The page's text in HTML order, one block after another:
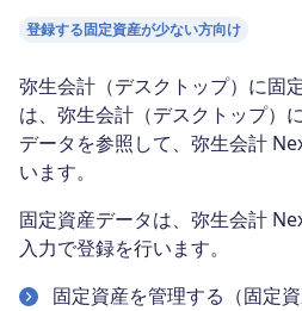
登録する固定資産が少ない方向け
弥生会計（デスクトップ）に固
は、弥生会計（デスクトップ）
データを参照して、弥生会計
います。
固定資産データは、弥生会計
入力で登録を行います。
固定資産を管理する（固定資